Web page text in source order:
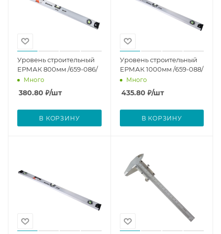
Уровень строительный
ЕРМАК 800мм /659-086/
Много
380.80 ₽/шт
В КОРЗИНУ
Уровень строительный
ЕРМАК 1000мм /659-088/
Много
435.80 ₽/шт
В КОРЗИНУ